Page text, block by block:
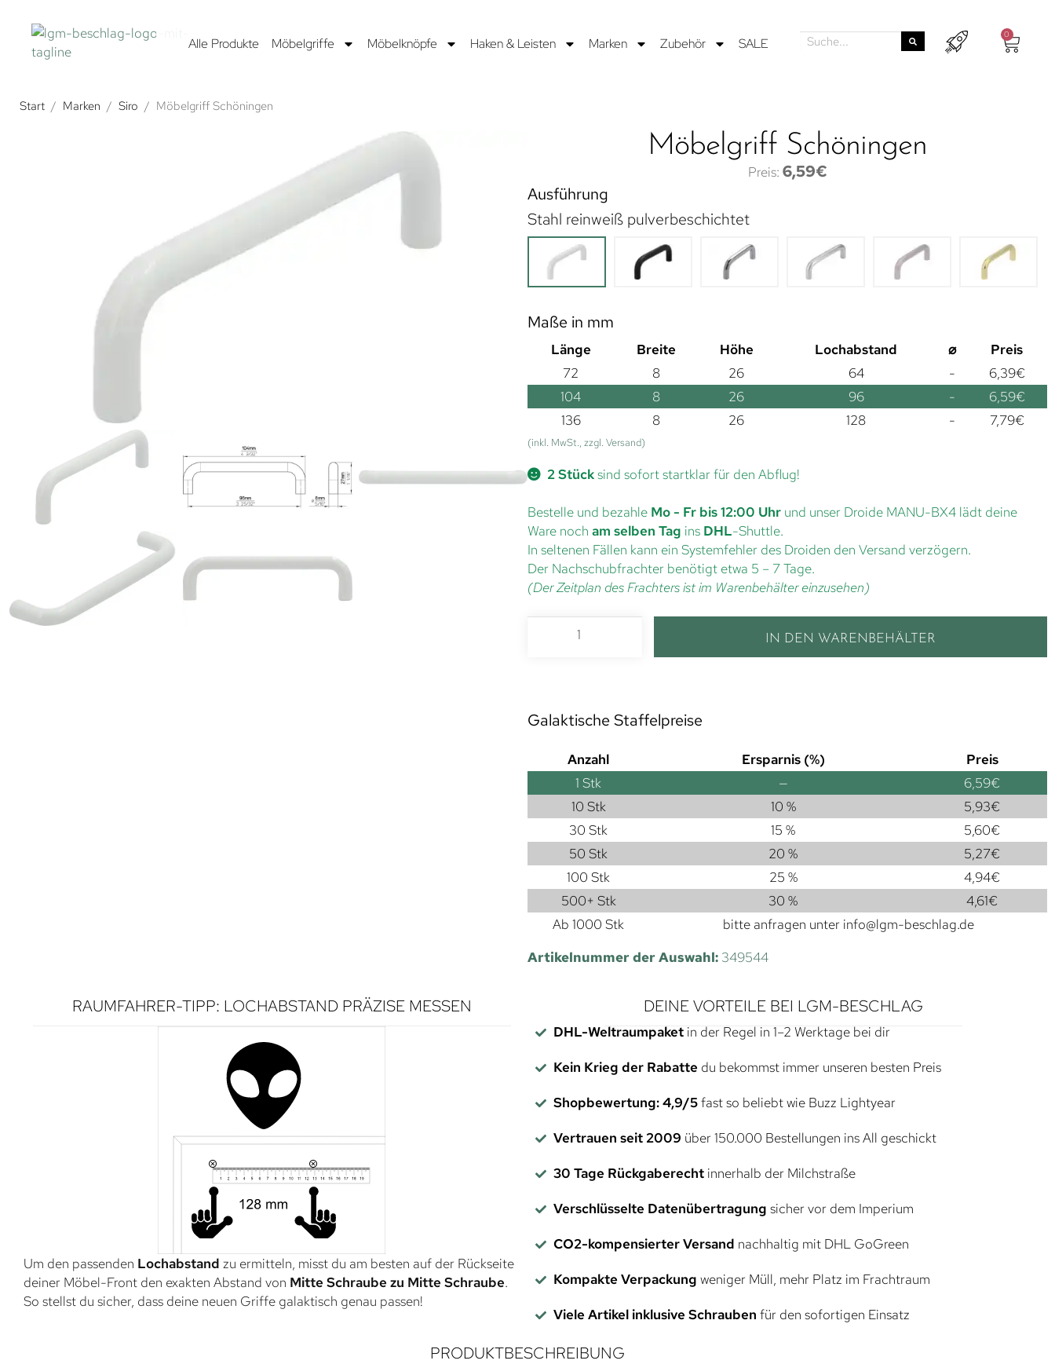
Alle Produkte Möbelgriffe Möbelknöpfe Haken & Leisten Marken Zubehör SALE
0
Start / Marken / Siro / Möbelgriff Schöningen
Möbelgriff Schöningen
6,59€
Ausführung
Stahl reinweiß pulverbeschichtet
Maße in mm
Länge Breite Höhe Lochabstand ⌀
Preis
72
8 26 64 - 6,39€
104
8 26 96 - 6,59€
136
8 26 128 - 7,79€
(inkl. MwSt., zzgl. Versand)
2 Stücksind sofort startklar für den Abflug!
Bestelle und bezahle Mo - Fr bis 12:00 Uhr und unser Droide MANU-BX4 lädt deine
Ware noch am selben Tag ins DHL-Shuttle.
In seltenen Fällen kann ein Systemfehler des Droiden den Versand verzögern.
Der Nachschubfrachter benötigt etwa 5 – 7 Tage.
(Der Zeitplan des Frachters ist im Warenbehälter einzusehen)
IN DEN WARENBEHÄLTER
Galaktische Staffelpreise
Anzahl Ersparnis (%)
Preis
1 Stk — 6,59€
10 Stk
10 % 5,93€
30 Stk
15 % 5,60€
50 Stk
20 % 5,27€
100 Stk
25 % 4,94€
500+ Stk
30 % 4,61€
Ab 1000 Stk
bitte anfragen unter info@lgm-beschlag.de
Artikelnummer der Auswahl: 349544
RAUMFAHRER-TIPP: LOCHABSTAND PRÄZISE MESSEN
Um den passenden Lochabstand zu ermitteln, misst du am besten auf der Rückseite
deiner Möbel-Front den exakten Abstand von Mitte Schraube zu Mitte Schraube.
So stellst du sicher, dass deine neuen Griffe galaktisch genau passen!
DEINE VORTEILE BEI LGM-BESCHLAG
DHL-Weltraumpaketin der Regel in 1–2 Werktage bei dir
Kein Krieg der Rabatte du bekommst immer unseren besten Preis
Shopbewertung: 4,9/5fast so beliebt wie Buzz Lightyear
Vertrauen seit 2009 über 150.000 Bestellungen ins All geschickt
30 Tage Rückgaberechtinnerhalb der Milchstraße
Verschlüsselte Datenübertragung sicher vor dem Imperium
CO2-kompensierter Versand nachhaltig mit DHL GoGreen
Kompakte Verpackung weniger Müll, mehr Platz im Frachtraum
Viele Artikel inklusive Schrauben für den sofortigen Einsatz
PRODUKTBESCHREIBUNG